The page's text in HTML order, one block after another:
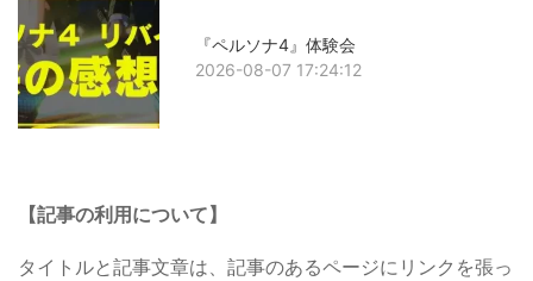
『ペルソナ4』体験会
2026-08-07 17:24:12
【記事の利用について】
タイトルと記事文章は、記事のあるページにリンクを張っ